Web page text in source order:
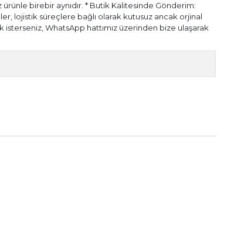
birebir aynıdır. * Butik Kalitesinde Gönderim:
lojistik süreçlere bağlı olarak kutusuz ancak orjinal
WhatsApp hattımız üzerinden bize ulaşarak